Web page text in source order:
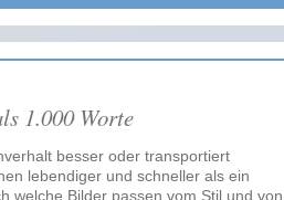
1.000 Worte
besser oder transportiert
lebendiger und schneller als ein
welche Bilder passen vom Stil und von